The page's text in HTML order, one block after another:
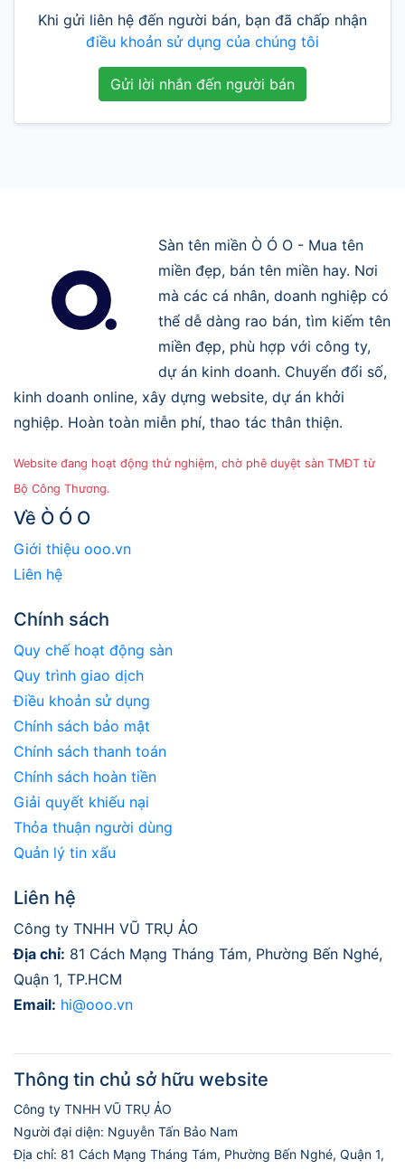
Khi gửi liên hệ đến người bán, bạn đã chấp nhận
điều khoản sử dụng của chúng tôi
Gửi lời nhắn đến người bán
Sàn tên miền Ò Ó O - Mua tên
miền đẹp, bán tên miền hay. Nơi
mà các cá nhân, doanh nghiệp có
thể dễ dàng rao bán, tìm kiếm tên
miền đẹp, phù hợp với công ty,
dự án kinh doanh. Chuyển đổi số,
kinh doanh online, xây dựng website, dự án khởi
nghiệp. Hoàn toàn miễn phí, thao tác thân thiện.
Website đang hoạt động thử nghiệm, chờ phê duyệt sàn TMĐT từ
Bộ Công Thương.
Về Ò Ó O
Giới thiệu ooo.vn
Liên hệ
Chính sách
Quy chế hoạt động sàn
Quy trình giao dịch
Điều khoản sử dụng
Chính sách bảo mật
Chính sách thanh toán
Chính sách hoàn tiền
Giải quyết khiếu nại
Thỏa thuận người dùng
Quản lý tin xấu
Liên hệ
Công ty TNHH VŨ TRỤ ẢO
Địa chỉ: 81 Cách Mạng Tháng Tám, Phường Bến Nghé,
Quận 1, TP.HCM
Email: hi@ooo.vn
Thông tin chủ sở hữu website
Công ty TNHH VŨ TRỤ ẢO
Người đại diện: Nguyễn Tấn Bảo Nam
Địa chỉ: 81 Cách Mạng Tháng Tám, Phường Bến Nghé, Quận 1,